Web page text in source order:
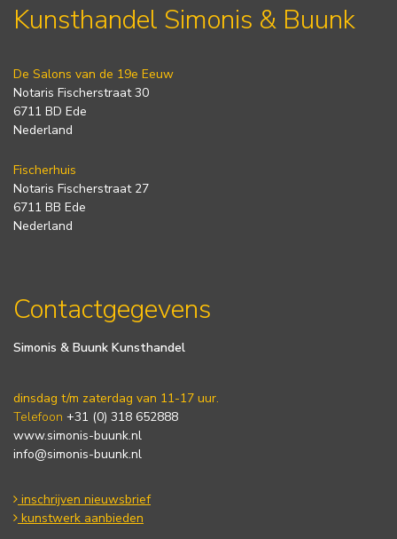
Kunsthandel Simonis & Buunk
De Salons van de 19e Eeuw
Notaris Fischerstraat 30
6711 BD Ede
Nederland
Fischerhuis
Notaris Fischerstraat 27
6711 BB Ede
Nederland
Contactgegevens
Simonis & Buunk Kunsthandel
dinsdag t/m zaterdag van 11-17 uur.
Telefoon +31 (0) 318 652888
www.simonis-buunk.nl
info@simonis-buunk.nl
inschrijven nieuwsbrief
kunstwerk aanbieden